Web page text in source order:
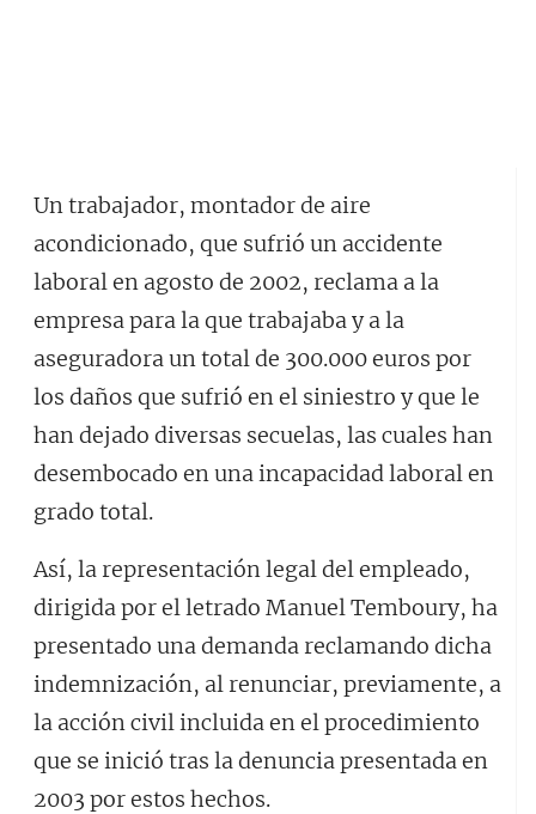
Un trabajador, montador de aire
acondicionado, que sufrió un accidente
laboral en agosto de 2002, reclama a la
empresa para la que trabajaba y a la
aseguradora un total de 300.000 euros por
los daños que sufrió en el siniestro y que le
han dejado diversas secuelas, las cuales han
desembocado en una incapacidad laboral en
grado total.
Así, la representación legal del empleado,
dirigida por el letrado Manuel Temboury, ha
presentado una demanda reclamando dicha
indemnización, al renunciar, previamente, a
la acción civil incluida en el procedimiento
que se inició tras la denuncia presentada en
2003 por estos hechos.